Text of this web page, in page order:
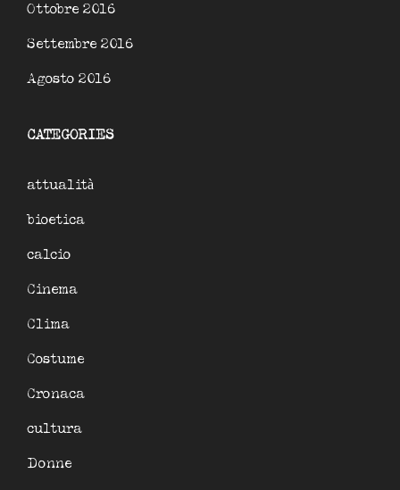
Ottobre 2016
Settembre 2016
Agosto 2016
CATEGORIES
attualità
bioetica
calcio
Cinema
Clima
Costume
Cronaca
cultura
Donne